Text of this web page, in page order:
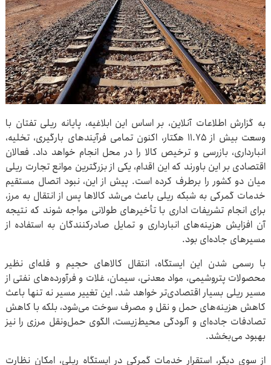
به گزارش اطلاعات آنلاین، بر اساس این ابلاغیه، پایانه ریلی تفتان با
وسعت بیش از ۱۱.۷۵ هکتار، اکنون تمامی فرآیندهای بارگیری، تخلیه،
انبارداری، بازرسی و ترخیص کالا را در محل انجام خواهد داد. فعالان
اقتصادی بر این باورند که این اقدام، یکی از بزرگترین موانع تجارت ریلی
میان دو کشور را برطرف کرده است. پیش از این، نبود اتصال مستقیم
خدمات گمرکی به شبکه ریلی باعث می‌شد کالاها پس از انتقال به مرز،
برای انجام تشریفات اداری با تأخیرهای طولانی مواجه شوند که نتیجه
آن افزایش هزینه‌های انبارداری و تمایل صادرکنندگان به استفاده از
مسیرهای جاده‌ای بود.
با رسمی شدن این ایستگاه، انتقال کالاهای حجیم و فله‌ای نظیر
محصولات پتروشیمی، مواد معدنی، سیمان، غلات و فرآورده‌های نفتی از
مسیر ریلی بسیار اقتصادی‌تر خواهد شد. این تغییر مسیر نه تنها باعث
کاهش هزینه‌های حمل و نقل و مصرف سوخت می‌شود، بلکه با کاهش
تصادفات جاده‌ای و آلودگی محیط‌زیست، الگوی حمل‌ونقل مرزی را نیز
بهبود می‌بخشد.
از سوی دیگر، استقرار خدمات گمرکی در ایستگاه ریلی، امکان نظارت